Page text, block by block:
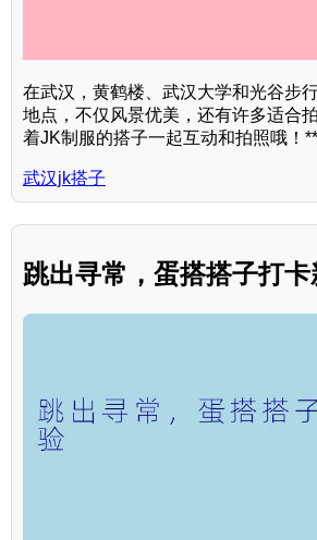
在武汉，黄鹤楼、武汉大学和光谷步
地点，不仅风景优美，还有许多适合
着JK制服的搭子一起互动和拍照哦！**
武汉jk搭子
跳出寻常，蛋搭搭子打